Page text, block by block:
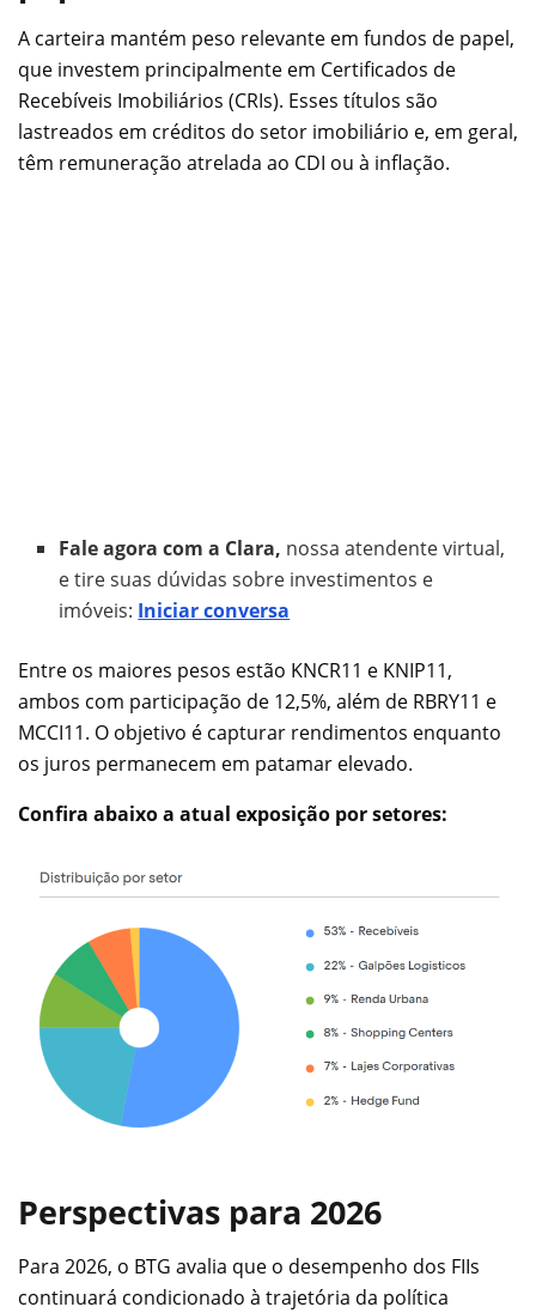
A carteira mantém peso relevante em fundos de papel,
que investem principalmente em Certificados de
Recebíveis Imobiliários (CRIs). Esses títulos são
lastreados em créditos do setor imobiliário e, em geral,
têm remuneração atrelada ao CDI ou à inflação.
Fale agora com a Clara, nossa atendente virtual,
e tire suas dúvidas sobre investimentos e
imóveis: Iniciar conversa
Entre os maiores pesos estão KNCR11 e KNIP11,
ambos com participação de 12,5%, além de RBRY11 e
MCCI11. O objetivo é capturar rendimentos enquanto
os juros permanecem em patamar elevado.
Confira abaixo a atual exposição por setores:
Perspectivas para 2026
Para 2026, o BTG avalia que o desempenho dos FIIs
continuará condicionado à trajetória da política